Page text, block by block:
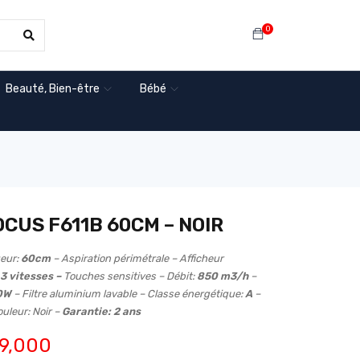
0
Beauté, Bien-être
Bébé
F611B 60CM – NOIR
60cm – Aspiration périmétrale – Afficheur
3 vitesses – Touches sensitives – Débit:850 m3/h –
– Filtre aluminium lavable – Classe énergétique:A –
Noir – Garantie: 2 ans